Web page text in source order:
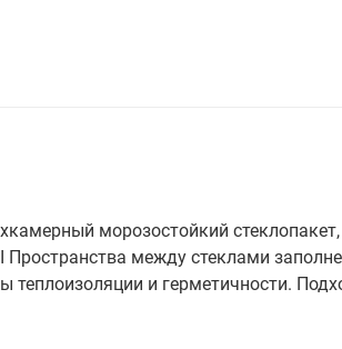
морозостойкий
Пространства между стеклами
теплоизоляции и герметичности.